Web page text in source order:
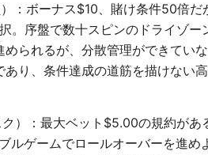
：ボーナス$10、賭け条件50倍
。序盤で数十スピンのドライゾ
られるが、分散管理ができてい
あり、条件達成の道筋を描けない
）：最大ベット$5.00の規約があ
ルゲームでロールオーバーを進